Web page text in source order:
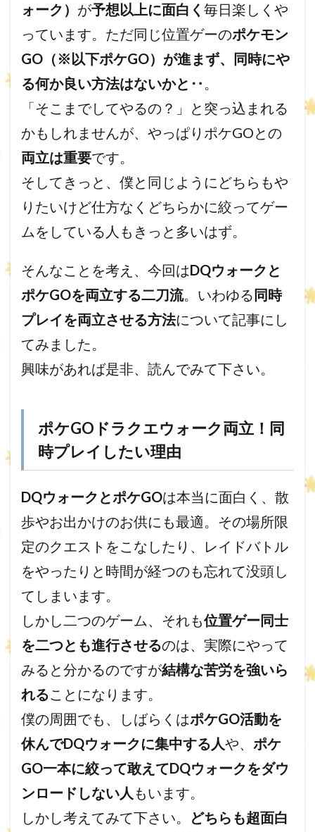
ォーク） が予想以上に面白く 毎日楽しくや
っています。ただ同じ位置ゲーのポケモン
GO（※以下ポケGO）が進まず、同時にや
る何か良い方法はないかと‥ 。
「そこまでしてやるの？」と突っ込まれる
かもしれませんが、やっぱりポケGOとの
両立は重要です。
そしてきっと、僕と同じようにどちらもや
りたいけど仕方なくどちらかに絞ってゲー
ムをしている人もきっと多いはず。
そんなことを考え、今回はDQウォークと
ポケGOを両立する二刀流。いわゆる同時
プレイを両立させる方法について記事にし
てみました。
興味があれば是非、読んでみて下さい。
ポケGOドラクエウォーク両立！同
時プレイしたい理由
DQウォークとポケGOは本当に面白く、散
歩やお出かけのお供にも最適。その場所限
定のクエストをこなしたり、レイドバトル
をやったりと時間が経つのも忘れて没頭し
てしまいます。
しかし二つのゲーム、それも位置ゲー同士
を二つとも進行させるのは、実際にやって
みると分かるのですが結構な苦労を強いら
れることになります。
僕の周囲でも、しばらくはポケGO活動を
休んでDQウォークに集中する人や、 ポケ
GO一本に絞って敢えてDQウォークをダウ
ンロードしない人 もいます。
しかし考えてみて下さい。
どちらも超面白